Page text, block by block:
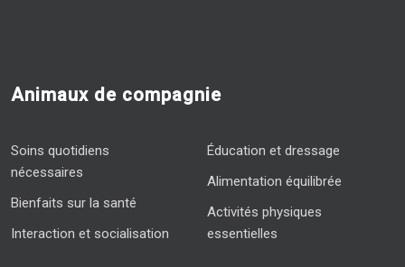
Animaux de compagnie
Soins quotidiens
nécessaires
Bienfaits sur la santé
Interaction et socialisation
Éducation et dressage
Alimentation équilibrée
Activités physiques
essentielles